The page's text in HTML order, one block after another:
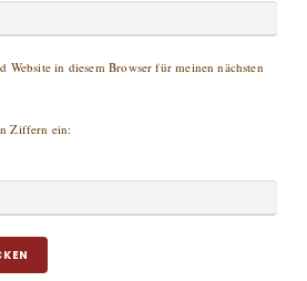
Website in diesem Browser für meinen nächsten
Ziffern ein: